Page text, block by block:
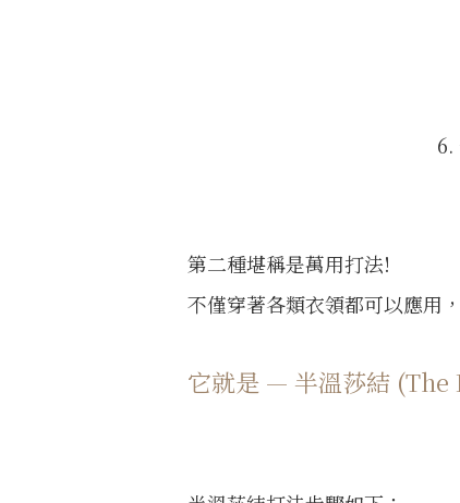
6.
第二種堪稱是萬用打法!
不僅穿著各類衣領都可以應用
它就是 — 半溫莎結